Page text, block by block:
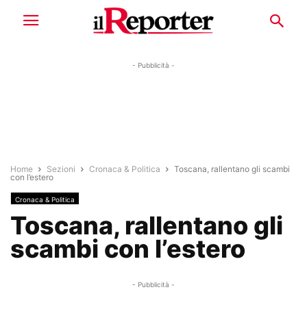
- Pubblicità -
Home Sezioni Cronaca & Politica
Toscana, rallentano gli scambi
con l’estero
Cronaca & Politica
Toscana, rallentano gli
scambi con l’estero
- Pubblicità -